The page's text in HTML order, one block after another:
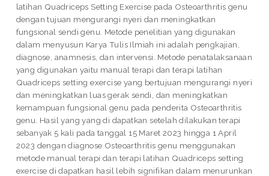
latihan Quadriceps Setting Exercise pada Osteoarthritis genu
dengan tujuan mengurangi nyeri dan meningkatkan
fungsional sendi genu. Metode penelitian yang digunakan
dalam menyusun Karya Tulis Ilmiah ini adalah pengkajian,
diagnose, anamnesis, dan intervensi. Metode penatalaksanaan
yang digunakan yaitu manual terapi dan terapi latihan
Quadriceps setting exercise yang bertujuan mengurangi nyeri
dan meningkatkan luas gerak sendi, dan meningkatkan
kemampuan fungsional genu pada penderita Osteoarthritis
genu. Hasil yang yang di dapatkan setelah dilakukan terapi
sebanyak 5 kali pada tanggal 15 Maret 2023 hingga 1 April
2023 dengan diagnose Osteoarthritis genu menggunakan
metode manual terapi dan terapi latihan Quadriceps setting
exercise di dapatkan hasil lebih signifikan dalam menurunkan